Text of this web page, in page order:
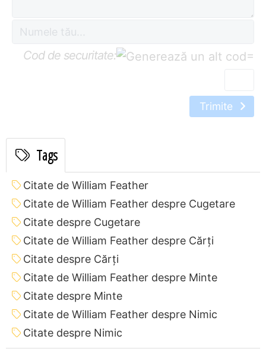
Cod de securitate: =
Trimite
Tags
Citate de William Feather
Citate de William Feather despre Cugetare
Citate despre Cugetare
Citate de William Feather despre Cărți
Citate despre Cărți
Citate de William Feather despre Minte
Citate despre Minte
Citate de William Feather despre Nimic
Citate despre Nimic